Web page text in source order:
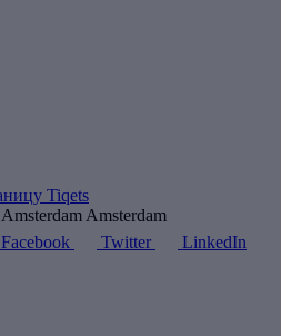
Amsterdam
Facebook Twitter LinkedIn